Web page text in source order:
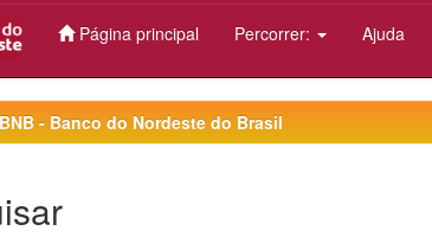
Página principal Percorrer: Ajuda
- Banco do Nordeste do Brasil